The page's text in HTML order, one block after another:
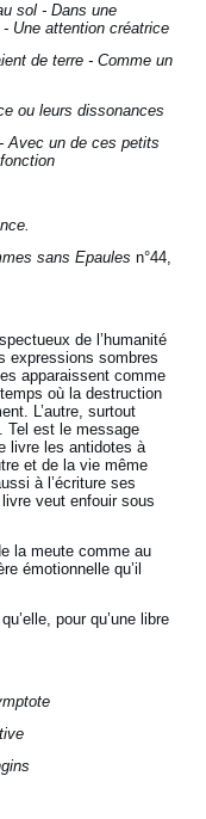
sol - Dans une
Une attention créatrice
de terre - Comme un
ou leurs dissonances
Avec un de ces petits
sans Epaules n°44,
de l’humanité
expressions sombres
apparaissent comme
où la destruction
L’autre, surtout
Tel est le message
livre les antidotes à
et de la vie même
à l’écriture ses
veut enfouir sous
la meute comme au
émotionnelle qu’il
pour qu’une libre